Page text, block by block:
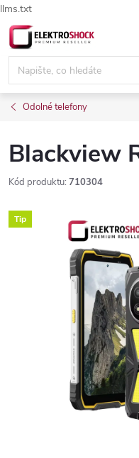
llms.txt
Přejít
na
obsah
Odolné telefony
Blackview
Kód produktu: 710304
Tip